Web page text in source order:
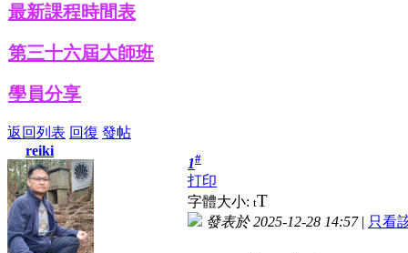
最新課程時間表
第三十六屆大師班
學員分享
返回列表 回復 發帖
reiki
1#
打印
字體大小: tT
發表於 2025-12-28 14:57| 只看